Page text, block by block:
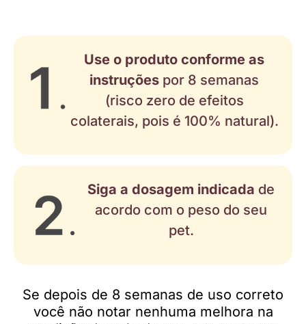
Use o produto conforme as
instruções por 8 semanas
(risco zero de efeitos
colaterais, pois é 100% natural).
Siga a dosagem indicada de
acordo com o peso do seu
pet.
Se depois de 8 semanas de uso correto
você não notar nenhuma melhora na